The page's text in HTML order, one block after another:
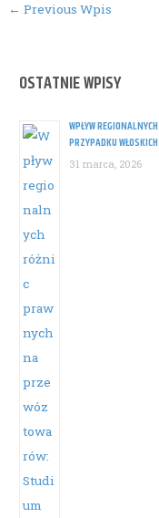
OSTATNIE WPISY
WPŁYW
PRZYPADKU
31 marca, 2026
Post
← Previous Wpis